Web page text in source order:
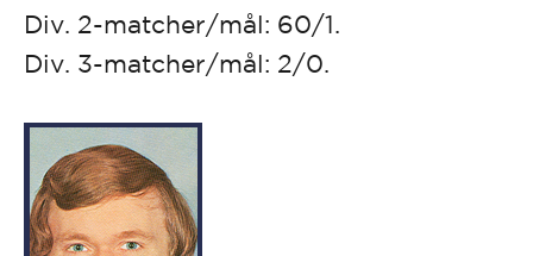
Div. 2-matcher/mål: 60/1.
Div. 3-matcher/mål: 2/0.